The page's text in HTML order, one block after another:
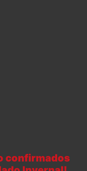
confirmados